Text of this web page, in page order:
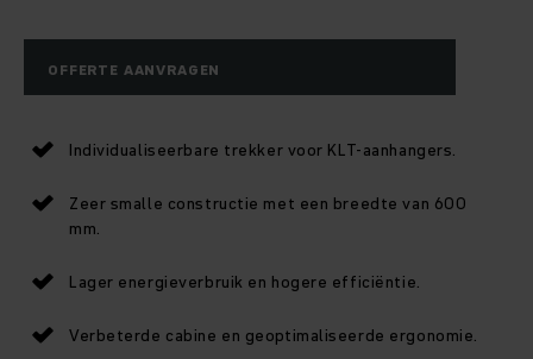
OFFERTE AANVRAGEN
Individualiseerbare trekker voor KLT-aanhangers.
Zeer smalle constructie met een breedte van 600
mm.
Lager energieverbruik en hogere efficiëntie.
Verbeterde cabine en geoptimaliseerde ergonomie.